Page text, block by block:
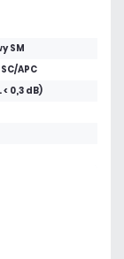
SM
SC/APC
0,3 dB)